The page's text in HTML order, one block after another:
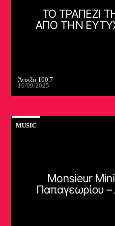
ΤΟ ΤΡΑΠΕΖΙ
ΑΠΟ ΤΗΝ
Άνοιξη 100.7
16/09/2025
MUSIC
Monsieur
Παπαγεωρίου